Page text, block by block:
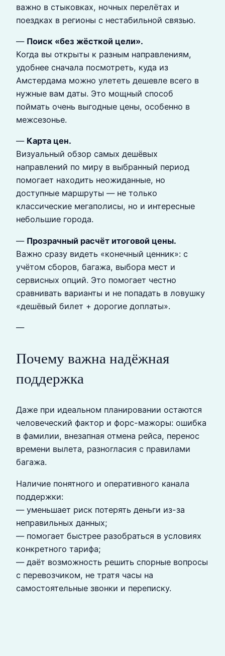
важно в стыковках, ночных перелётах и
поездках в регионы с нестабильной связью.
— Поиск «без жёсткой цели».
Когда вы открыты к разным направлениям,
удобнее сначала посмотреть, куда из
Амстердама можно улететь дешевле всего в
нужные вам даты. Это мощный способ
поймать очень выгодные цены, особенно в
межсезонье.
— Карта цен.
Визуальный обзор самых дешёвых
направлений по миру в выбранный период
помогает находить неожиданные, но
доступные маршруты — не только
классические мегаполисы, но и интересные
небольшие города.
— Прозрачный расчёт итоговой цены.
Важно сразу видеть «конечный ценник»: с
учётом сборов, багажа, выбора мест и
сервисных опций. Это помогает честно
сравнивать варианты и не попадать в ловушку
«дешёвый билет + дорогие доплаты».
—
Почему важна надёжная
поддержка
Даже при идеальном планировании остаются
человеческий фактор и форс-мажоры: ошибка
в фамилии, внезапная отмена рейса, перенос
времени вылета, разногласия с правилами
багажа.
Наличие понятного и оперативного канала
поддержки:
— уменьшает риск потерять деньги из-за
неправильных данных;
— помогает быстрее разобраться в условиях
конкретного тарифа;
— даёт возможность решить спорные вопросы
с перевозчиком, не тратя часы на
самостоятельные звонки и переписку.